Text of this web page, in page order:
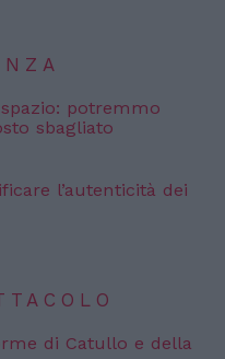
potremmo
sbagliato
l’autenticità dei
di Catullo e della